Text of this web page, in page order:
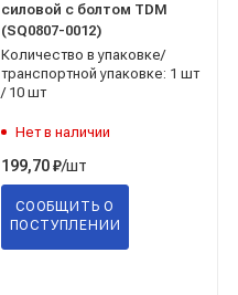
силовой с болтом TDM
(SQ0807-0012)
Количество в упаковке/
транспортной упаковке: 1 шт
/ 10 шт
Нет в наличии
199,70₽/шт
СООБЩИТЬ О
ПОСТУПЛЕНИИ